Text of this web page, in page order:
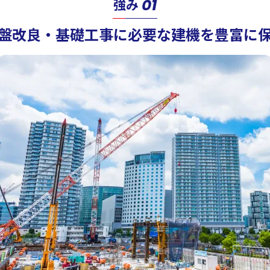
強み 01
改良・基礎工事に必要な建機を豊富に